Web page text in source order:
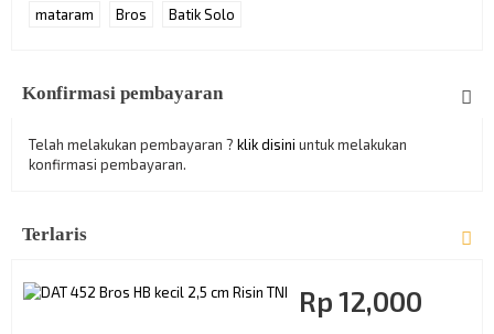
mataram
Bros Batik Solo
Konfirmasi pembayaran
Telah melakukan pembayaran ? klik disini untuk melakukan
konfirmasi pembayaran.
Terlaris
Rp‎ 12,000